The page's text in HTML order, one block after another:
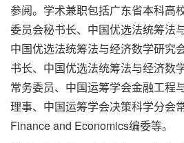
参阅。学术兼职包括广东省本科高
委员会秘书长、中国优选法统筹法
中国优选法统筹法与经济数学研究
书长、中国优选法统筹法与经济数
常务委员、中国运筹学会金融工程
理事、中国运筹学会决策科学分会
Finance and Economics编委等。